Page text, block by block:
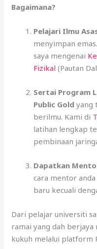
Bagaimana?
Pelajari Ilmu
menyimpan
saya mengenai
Fizikal (Pautan
Sertai Program
Public Gold yang
berilmu. Kami di
latihan lengkap
pembinaan
Dapatkan
cara mentor
baru kecuali
Dari pelajar universiti
ramai yang dah
kukuh melalui platform